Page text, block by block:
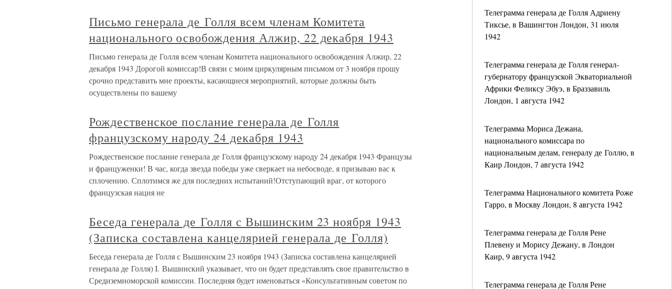
Телеграмма генерала де Голля Адриену
Тиксье, в Вашингтон Лондон, 31 июля
1942
Телеграмма генерала де Голля генерал-
губернатору французской Экваториальной
Африки Феликсу Эбуэ, в Браззавиль
Лондон, 1 августа 1942
Телеграмма Мориса Дежана,
национального комиссара по
национальным делам, генералу де Голлю, в
Каир Лондон, 7 августа 1942
Телеграмма Национального комитета Роже
Гарро, в Москву Лондон, 8 августа 1942
Телеграмма генерала де Голля Рене
Плевену и Морису Дежану, в Лондон
Каир, 9 августа 1942
Телеграмма генерала де Голля Рене
Письмо генерала де Голля всем членам Комитета
национального освобождения Алжир, 22 декабря 1943
Письмо генерала де Голля всем членам Комитета национального освобождения Алжир, 22
декабря 1943 Дорогой комиссар!В связи с моим циркулярным письмом от 3 ноября прошу
срочно представить мне проекты, касающиеся мероприятий, которые должны быть
осуществлены по вашему
Рождественское послание генерала де Голля
французскому народу 24 декабря 1943
Рождественское послание генерала де Голля французскому народу 24 декабря 1943 Французы
и француженки! В час, когда звезда победы уже сверкает на небосводе, я призываю вас к
сплочению. Сплотимся же для последних испытаний!Отступающий враг, от которого
французская нация не
Беседа генерала де Голля с Вышинским 23 ноября 1943
(Записка составлена канцелярией генерала де Голля)
Беседа генерала де Голля с Вышинским 23 ноября 1943 (Записка составлена канцелярией
генерала де Голля) I. Вышинский указывает, что он будет представлять свое правительство в
Средиземноморской комиссии. Последняя будет именоваться «Консультативным советом по